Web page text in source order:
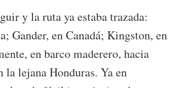
y la ruta ya estaba trazada:
Gander, en Canadá; Kingston, en
en barco maderero, hacia
la lejana Honduras. Ya en